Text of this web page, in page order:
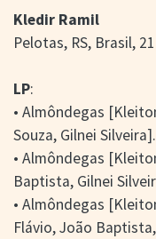
CONTATO E
Kledir Ramil
Pelotas, RS, Brasil,
LP:
• Almôndegas
Souza, Gilnei Silveira].
• Almôndegas
Baptista, Gilnei
• Almôndegas
Flávio, João